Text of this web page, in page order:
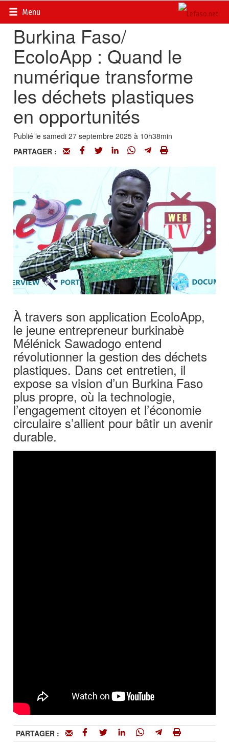
Menu
Accueil>
Burkina Faso/
EcoloApp : Quand le
numérique transforme
les déchets plastiques
en opportunités
Publié le samedi 27 septembre 2025 à 10h38min
PARTAGER :
À travers son application EcoloApp,
le jeune entrepreneur burkinabè
Mélénick Sawadogo entend
révolutionner la gestion des déchets
plastiques. Dans cet entretien, il
expose sa vision d’un Burkina Faso
plus propre, où la technologie,
l’engagement citoyen et l’économie
circulaire s’allient pour bâtir un avenir
durable.
PARTAGER :